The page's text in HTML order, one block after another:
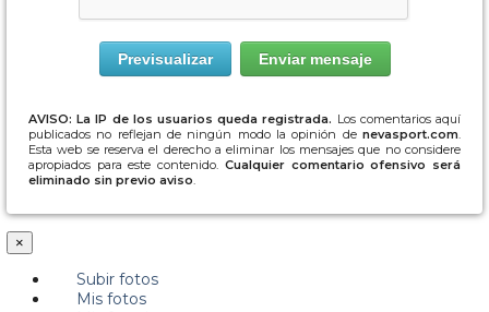
AVISO: La IP de los usuarios queda registrada. Los comentarios aquí
publicados no reflejan de ningún modo la opinión de nevasport.com
Esta web se reserva el derecho a eliminar los mensajes que no considere
apropiados para este contenido. Cualquier comentario ofensivo será
eliminado sin previo aviso
×
Subir fotos
Mis fotos